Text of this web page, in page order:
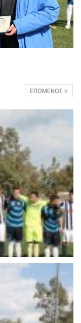
ΕΠΌΜΕΝΟΣ